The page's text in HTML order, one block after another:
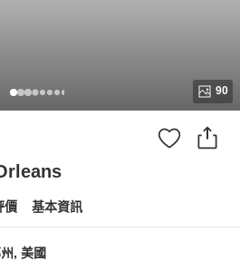
90
價 基本資訊
, 美國